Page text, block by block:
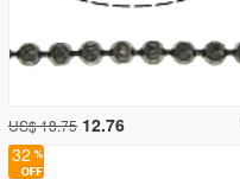
US$ 18.75 12.76
32